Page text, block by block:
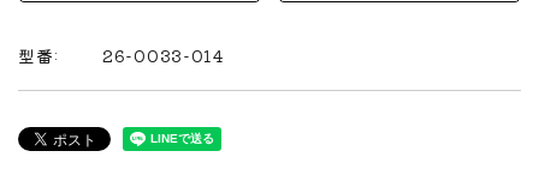
型番: 26-0033-014